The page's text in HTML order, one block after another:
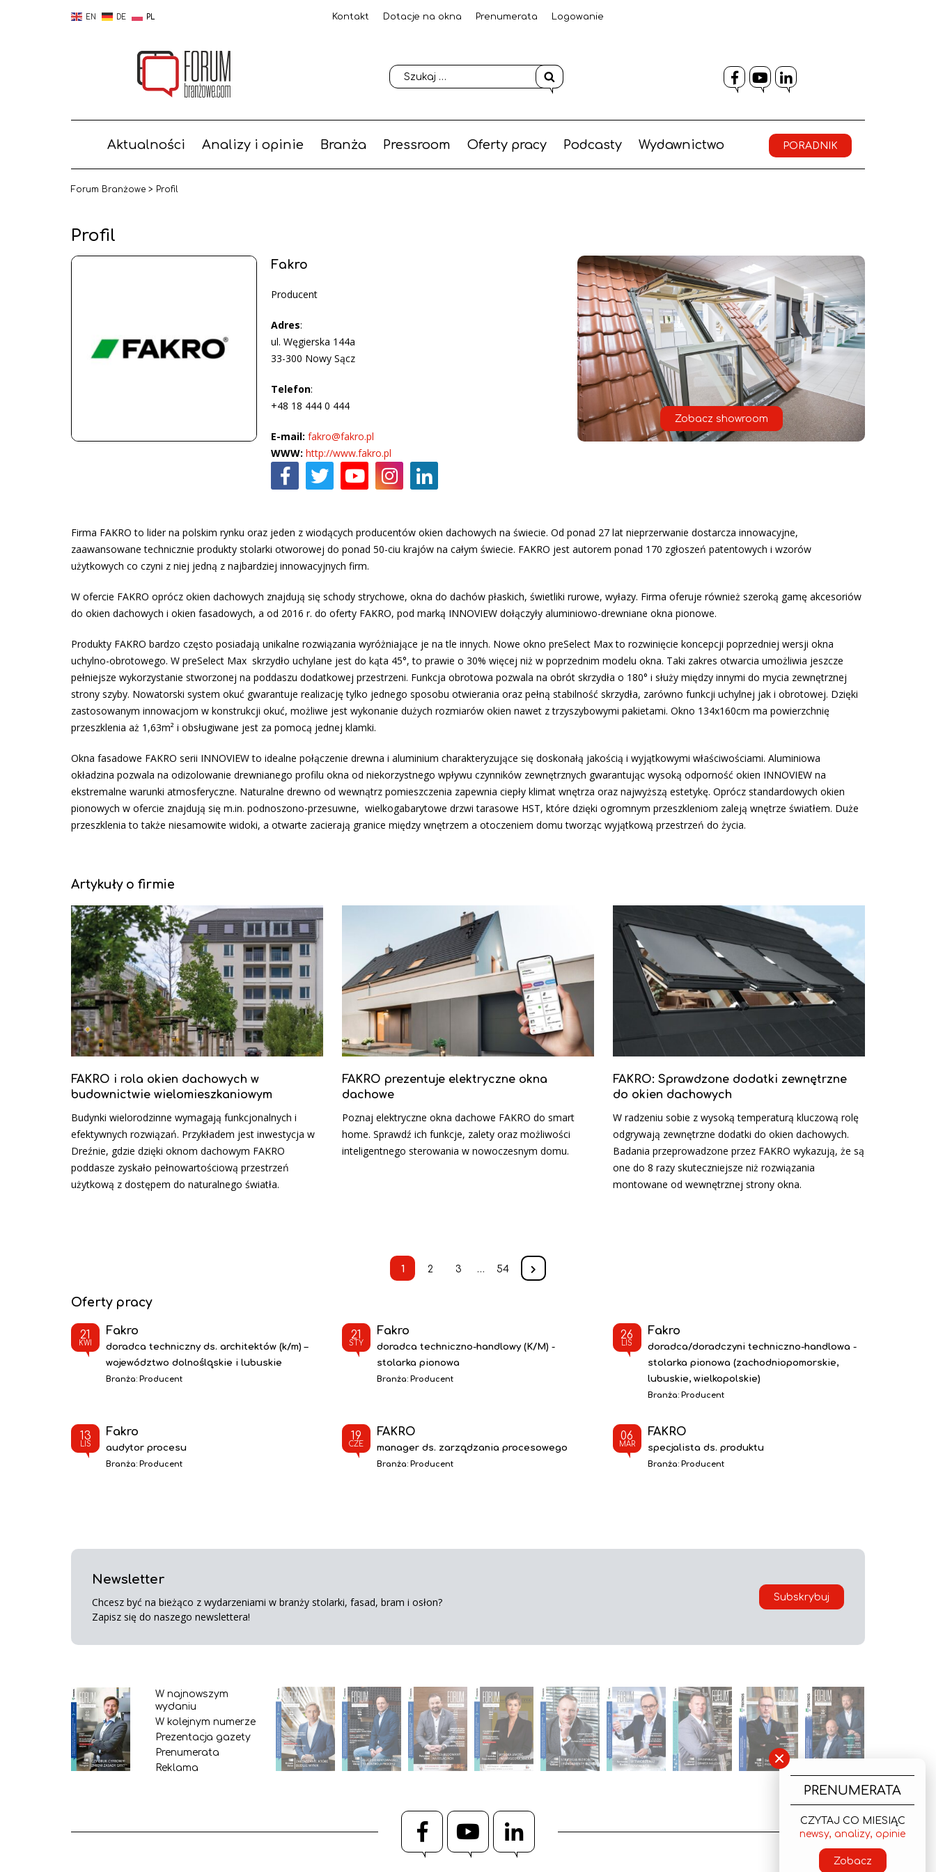
EN DE PL Kontakt Dotacje na okna Prenumerata Logowanie
Facebook
YouTube
LinkedIn
Aktualności Analizy i opinie Branża Pressroom Oferty pracy Podcasty Wydawnictwo PORADNIK
Forum Branżowe > Profil
Profil
Fakro
Producent
Adres:
ul. Węgierska 144a
33-300 Nowy Sącz
Telefon:
+48 18 444 0 444
E-mail: fakro@fakro.pl
WWW: http://www.fakro.pl
Zobacz showroom
Firma FAKRO to lider na polskim rynku oraz jeden z wiodących producentów okien dachowych na świecie. Od ponad 27 lat nieprzerwanie dostarcza innowacyjne,
zaawansowane technicznie produkty stolarki otworowej do ponad 50-ciu krajów na całym świecie. FAKRO jest autorem ponad 170 zgłoszeń patentowych i wzorów
użytkowych co czyni z niej jedną z najbardziej innowacyjnych firm.
W ofercie FAKRO oprócz okien dachowych znajdują się schody strychowe, okna do dachów płaskich, świetliki rurowe, wyłazy. Firma oferuje również szeroką gamę akcesoriów
do okien dachowych i okien fasadowych, a od 2016 r. do oferty FAKRO, pod marką INNOVIEW dołączyły aluminiowo-drewniane okna pionowe.
Produkty FAKRO bardzo często posiadają unikalne rozwiązania wyróżniające je na tle innych. Nowe okno preSelect Max to rozwinięcie koncepcji poprzedniej wersji okna
uchylno-obrotowego. W preSelect Max skrzydło uchylane jest do kąta 45°, to prawie o 30% więcej niż w poprzednim modelu okna. Taki zakres otwarcia umożliwia jeszcze
pełniejsze wykorzystanie stworzonej na poddaszu dodatkowej przestrzeni. Funkcja obrotowa pozwala na obrót skrzydła o 180° i służy między innymi do mycia zewnętrznej
strony szyby. Nowatorski system okuć gwarantuje realizację tylko jednego sposobu otwierania oraz pełną stabilność skrzydła, zarówno funkcji uchylnej jak i obrotowej. Dzięki
zastosowanym innowacjom w konstrukcji okuć, możliwe jest wykonanie dużych rozmiarów okien nawet z trzyszybowymi pakietami. Okno 134x160cm ma powierzchnię
przeszklenia aż 1,63m² i obsługiwane jest za pomocą jednej klamki.
Okna fasadowe FAKRO serii INNOVIEW to idealne połączenie drewna i aluminium charakteryzujące się doskonałą jakością i wyjątkowymi właściwościami. Aluminiowa
okładzina pozwala na odizolowanie drewnianego profilu okna od niekorzystnego wpływu czynników zewnętrznych gwarantując wysoką odporność okien INNOVIEW na
ekstremalne warunki atmosferyczne. Naturalne drewno od wewnątrz pomieszczenia zapewnia ciepły klimat wnętrza oraz najwyższą estetykę. Oprócz standardowych okien
pionowych w ofercie znajdują się m.in. podnoszono-przesuwne, wielkogabarytowe drzwi tarasowe HST, które dzięki ogromnym przeszkleniom zaleją wnętrze światłem. Duże
przeszklenia to także niesamowite widoki, a otwarte zacierają granice między wnętrzem a otoczeniem domu tworząc wyjątkową przestrzeń do życia.
Artykuły o firmie
FAKRO i rola okien dachowych w
budownictwie wielomieszkaniowym
Budynki wielorodzinne wymagają funkcjonalnych i
efektywnych rozwiązań. Przykładem jest inwestycja w
Dreźnie, gdzie dzięki oknom dachowym FAKRO
poddasze zyskało pełnowartościową przestrzeń
użytkową z dostępem do naturalnego światła.
FAKRO prezentuje elektryczne okna
dachowe
Poznaj elektryczne okna dachowe FAKRO do smart
home. Sprawdź ich funkcje, zalety oraz możliwości
inteligentnego sterowania w nowoczesnym domu.
FAKRO: Sprawdzone dodatki zewnętrzne
do okien dachowych
W radzeniu sobie z wysoką temperaturą kluczową rolę
odgrywają zewnętrzne dodatki do okien dachowych.
Badania przeprowadzone przez FAKRO wykazują, że są
one do 8 razy skuteczniejsze niż rozwiązania
montowane od wewnętrznej strony okna.
1 2 3 … 54
Oferty pracy
21
KWI
Fakro
doradca techniczny ds. architektów (k/m) –
województwo dolnośląskie i lubuskie
Branża: Producent
21
STY
Fakro
doradca techniczno-handlowy (K/M) -
stolarka pionowa
Branża:Producent
26
LIS
Fakro
doradca/doradczyni techniczno-handlowa -
stolarka pionowa (zachodniopomorskie,
lubuskie, wielkopolskie)
Branża:Producent
13
LIS
Fakro
audytor procesu
Branża: Producent
19
CZE
FAKRO
manager ds. zarządzania procesowego
Branża:Producent
06
MAR
FAKRO
specjalista ds. produktu
Branża:Producent
Newsletter
Chcesz być na bieżąco z wydarzeniami w branży stolarki, fasad, bram i osłon?
Zapisz się do naszego newslettera!
Subskrybuj
W najnowszym
wydaniu
W kolejnym numerze
Prezentacja gazety
Prenumerata
Reklama
FacebookYouTube
LinkedIn
×
PRENUMERATA
CZYTAJ CO MIESIĄC
newsy, analizy, opinie
Zobacz